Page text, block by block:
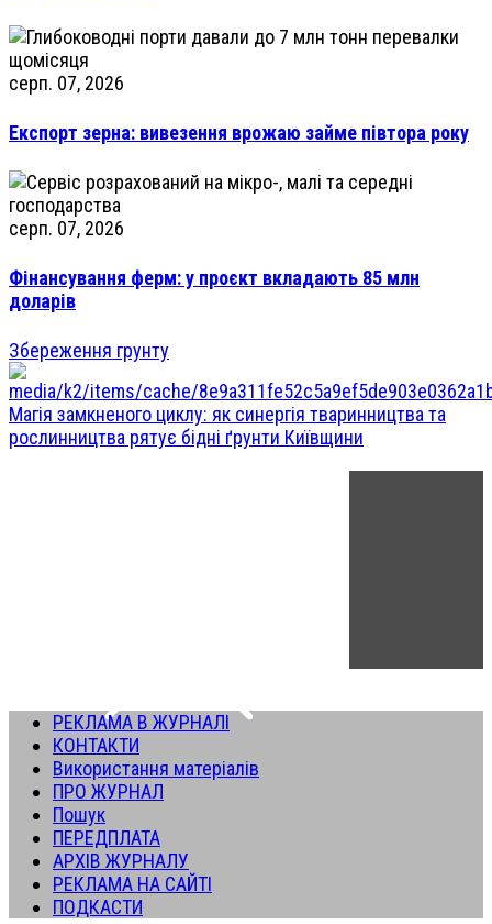
серп. 07, 2026
Експорт зерна: вивезення врожаю займе півтора року
серп. 07, 2026
Фінансування ферм: у проєкт вкладають 85 млн
доларів
Збереження грунту
Магія замкненого циклу: як синергія тваринництва та
рослинництва рятує бідні ґрунти Київщини
РЕКЛАМА В ЖУРНАЛІ
КОНТАКТИ
Використання матеріалів
ПРО ЖУРНАЛ
Пошук
ПЕРЕДПЛАТА
АРХІВ ЖУРНАЛУ
РЕКЛАМА НА САЙТІ
ПОДКАСТИ